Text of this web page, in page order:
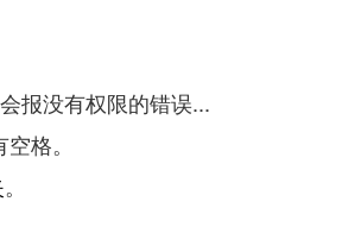
报没有权限的错误...
格。
。